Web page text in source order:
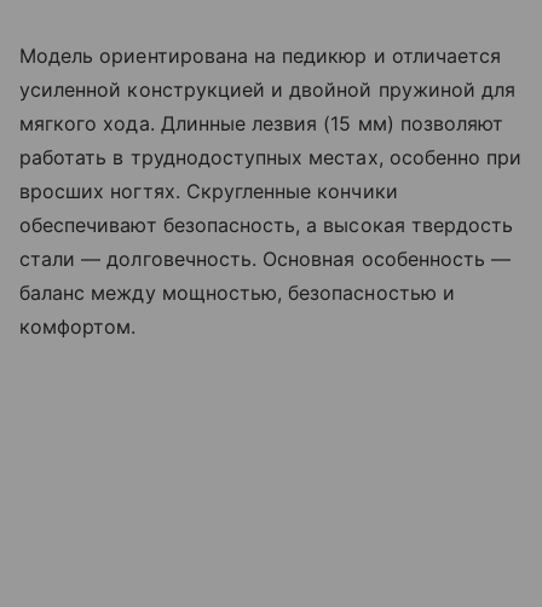
Модель ориентирована на педикюр и отличается
усиленной конструкцией и двойной пружиной для
мягкого хода. Длинные лезвия (15 мм) позволяют
работать в труднодоступных местах, особенно при
вросших ногтях. Скругленные кончики
обеспечивают безопасность, а высокая твердость
стали — долговечность. Основная особенность —
баланс между мощностью, безопасностью и
комфортом.